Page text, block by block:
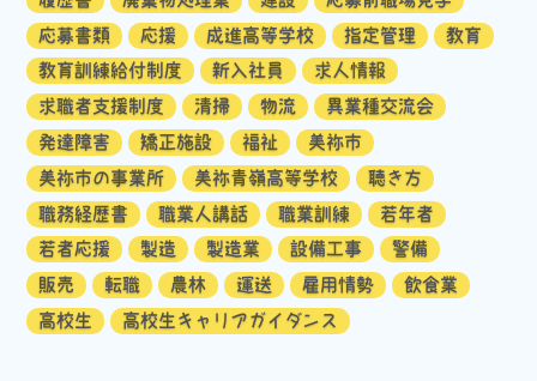
応募書類
応援 成進高等学校 指定管理
教育
教育訓練給付制度
新入社員
求人情報
求職者支援制度
清掃 物流
異業種交流会
発達障害
矯正施設 福祉
美祢市
美祢市の事業所
美祢青嶺高等学校
聴き方
職務経歴書
職業人講話 職業訓練
若年者
若者応援
製造 製造業 設備工事
警備
販売
転職 農林 運送 雇用情勢
飲食業
高校生
高校生キャリアガイダンス